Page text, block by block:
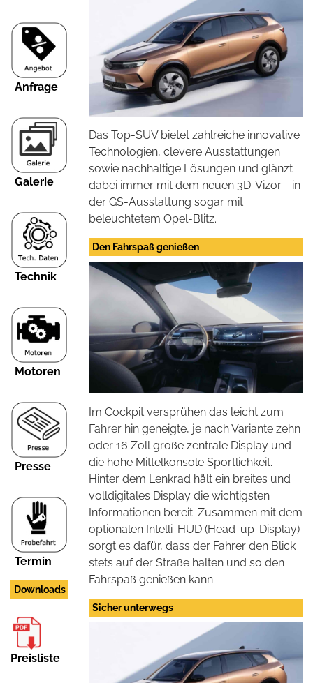
Anfrage
Galerie
Technik
Motoren
Presse
Termin
Downloads
Preisliste
Das Top-SUV bietet zahlreiche innovative
Technologien, clevere Ausstattungen
sowie nachhaltige Lösungen und glänzt
dabei immer mit dem neuen 3D-Vizor - in
der GS-Ausstattung sogar mit
beleuchtetem Opel-Blitz.
Den Fahrspaß genießen
Im Cockpit versprühen das leicht zum
Fahrer hin geneigte, je nach Variante zehn
oder 16 Zoll große zentrale Display und
die hohe Mittelkonsole Sportlichkeit.
Hinter dem Lenkrad hält ein breites und
volldigitales Display die wichtigsten
Informationen bereit. Zusammen mit dem
optionalen Intelli-HUD (Head-up-Display)
sorgt es dafür, dass der Fahrer den Blick
stets auf der Straße halten und so den
Fahrspaß genießen kann.
Sicher unterwegs